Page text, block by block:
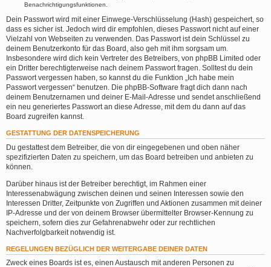
Benachrichtigungsfunktionen.
Dein Passwort wird mit einer Einwege-Verschlüsselung (Hash) gespeichert, so
dass es sicher ist. Jedoch wird dir empfohlen, dieses Passwort nicht auf einer
Vielzahl von Webseiten zu verwenden. Das Passwort ist dein Schlüssel zu
deinem Benutzerkonto für das Board, also geh mit ihm sorgsam um.
Insbesondere wird dich kein Vertreter des Betreibers, von phpBB Limited oder
ein Dritter berechtigterweise nach deinem Passwort fragen. Solltest du dein
Passwort vergessen haben, so kannst du die Funktion „Ich habe mein
Passwort vergessen“ benutzen. Die phpBB-Software fragt dich dann nach
deinem Benutzernamen und deiner E-Mail-Adresse und sendet anschließend
ein neu generiertes Passwort an diese Adresse, mit dem du dann auf das
Board zugreifen kannst.
GESTATTUNG DER DATENSPEICHERUNG
Du gestattest dem Betreiber, die von dir eingegebenen und oben näher
spezifizierten Daten zu speichern, um das Board betreiben und anbieten zu
können.
Darüber hinaus ist der Betreiber berechtigt, im Rahmen einer
Interessenabwägung zwischen deinen und seinen Interessen sowie den
Interessen Dritter, Zeitpunkte von Zugriffen und Aktionen zusammen mit deiner
IP-Adresse und der von deinem Browser übermittelter Browser-Kennung zu
speichern, sofern dies zur Gefahrenabwehr oder zur rechtlichen
Nachverfolgbarkeit notwendig ist.
REGELUNGEN BEZÜGLICH DER WEITERGABE DEINER DATEN
Zweck eines Boards ist es, einen Austausch mit anderen Personen zu